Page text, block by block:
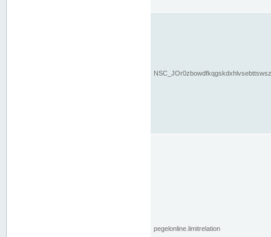
pegelonline.limitrelation